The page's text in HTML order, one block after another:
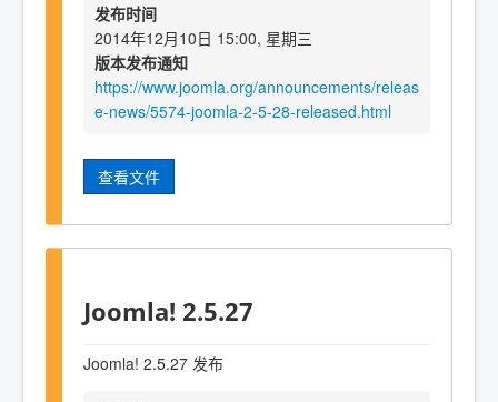
发布时间
2014年12月10日 15:00, 星期三
版本发布通知
https://www.joomla.org/announcements/releas
e-news/5574-joomla-2-5-28-released.html
查看文件
Joomla! 2.5.27
Joomla! 2.5.27 发布